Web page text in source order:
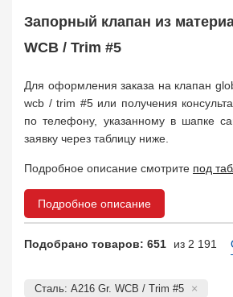
Клапан обратный
Check Valve
Ball Valve
3321
Кран пробковый
Plug Valve
148
Затвор дисковый
Фильтр сетчатый
Strainer
Конденсатоотводчик
Компенсатор
Пламегаситель
Запорный клапан из
WCB / Trim #5
Для оформления заказа на клапан
wcb / trim #5 или получения
по телефону, указанному в шапке
заявку через таблицу ниже.
Подробное описание смотрите под
Подробное описание
Подобрано товаров: 651 из 2 191
Сталь: A216 Gr. WCB / Trim #5